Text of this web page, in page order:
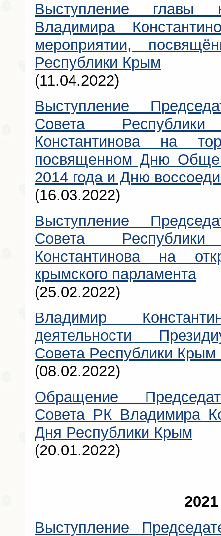
Выступление главы
Владимира
мероприятии,
Республики Крым
(11.04.2022)
Выступление
Совета
Константинова на
посвященном Дню
2014 года и Дню
(16.03.2022)
Выступление
Совета
Константинова на
крымского парламента
(25.02.2022)
Владимир
деятельности
Совета Республики Крым
(08.02.2022)
Обращение
Совета РК Владимира
Дня Республики Крым
(20.01.2022)
Выступление